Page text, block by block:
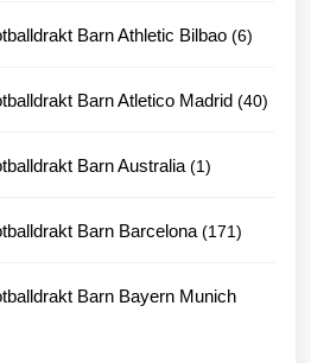
Barn Athletic Bilbao 66
Barn Atletico Madrid 4040
Barn Australia 11
Barn Barcelona 171171
Barn Bayern Munich